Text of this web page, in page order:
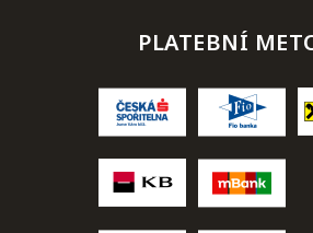
PLATEBNÍ